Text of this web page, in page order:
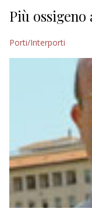
Più ossigeno
Porti/Interporti